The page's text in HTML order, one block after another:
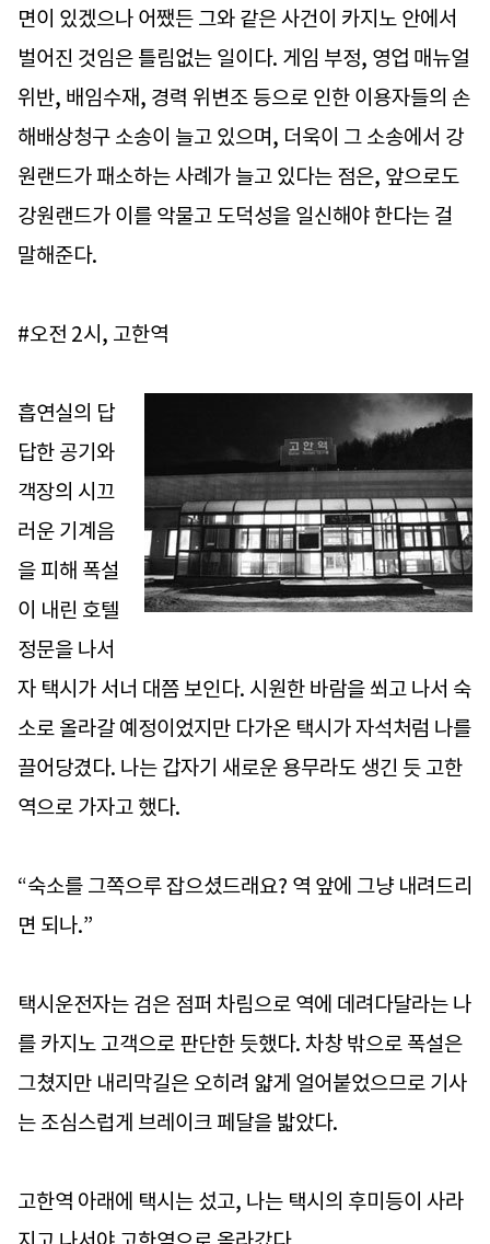
면이 있겠으나 어쨌든 그와 같은 사건이 카지노 안에서
벌어진 것임은 틀림없는 일이다. 게임 부정, 영업 매뉴얼
위반, 배임수재, 경력 위변조 등으로 인한 이용자들의 손
해배상청구 소송이 늘고 있으며, 더욱이 그 소송에서 강
원랜드가 패소하는 사례가 늘고 있다는 점은, 앞으로도
강원랜드가 이를 악물고 도덕성을 일신해야 한다는 걸
말해준다.
#오전 2시, 고한역
흡연실의 답
답한 공기와
객장의 시끄
러운 기계음
을 피해 폭설
이 내린 호텔
정문을 나서
자 택시가 서너 대쯤 보인다. 시원한 바람을 쐬고 나서 숙
소로 올라갈 예정이었지만 다가온 택시가 자석처럼 나를
끌어당겼다. 나는 갑자기 새로운 용무라도 생긴 듯 고한
역으로 가자고 했다.
“숙소를 그쪽으루 잡으셨드래요? 역 앞에 그냥 내려드리
면 되나.”
택시운전자는 검은 점퍼 차림으로 역에 데려다달라는 나
를 카지노 고객으로 판단한 듯했다. 차창 밖으로 폭설은
그쳤지만 내리막길은 오히려 얇게 얼어붙었으므로 기사
는 조심스럽게 브레이크 페달을 밟았다.
고한역 아래에 택시는 섰고, 나는 택시의 후미등이 사라